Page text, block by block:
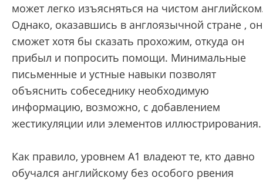
может легко изъясняться на чистом
Однако, оказавшись в англоязычной стране , он
сможет хотя бы сказать прохожим, откуда он
прибыл и попросить помощи. Минимальные
письменные и устные навыки позволят
объяснить собеседнику необходимую
информацию, возможно, с добавлением
жестикуляции или элементов иллюстрирования.
Как правило, уровнем А1 владеют те, кто давно
обучался английскому без особого рвения